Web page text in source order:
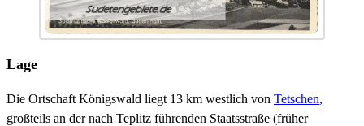
Lage
Die Ortschaft Königswald liegt 13 km westlich von Tetschen,
großteils an der nach Teplitz führenden Staatsstraße (früher